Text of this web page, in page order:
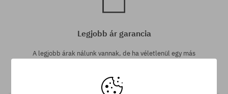
Legjobb ár garancia
A legjobb árak nálunk vannak, de ha véletlenül egy más